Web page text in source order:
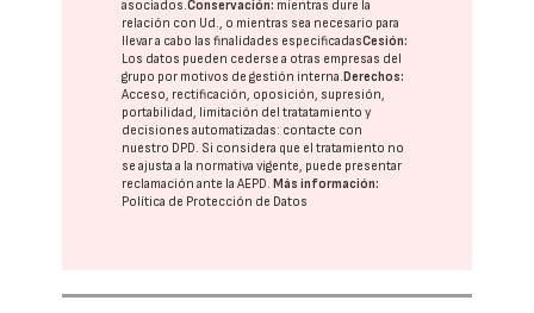
asociados.Conservación: mientras dure la
relación con Ud., o mientras sea necesario para
llevar a cabo las finalidades especificadasCesión:
Los datos pueden cederse a otras empresas del
grupo por motivos de gestión interna.Derechos:
Acceso, rectificación, oposición, supresión,
portabilidad, limitación del tratatamiento y
decisiones automatizadas: contacte con
nuestro DPD. Si considera que el tratamiento no
se ajusta a la normativa vigente, puede presentar
reclamación ante laAEPD.Más información:
Política de Protección de Datos